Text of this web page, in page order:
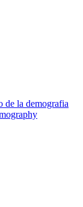
de la demografia